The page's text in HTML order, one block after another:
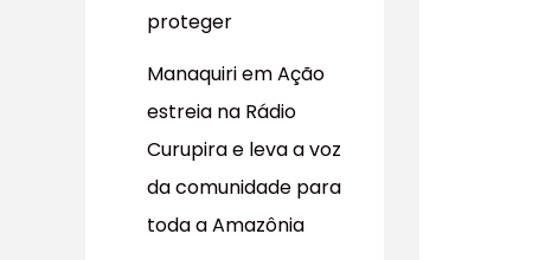
proteger
Manaquiri em Ação
estreia na Rádio
Curupira e leva a voz
da comunidade para
toda a Amazônia